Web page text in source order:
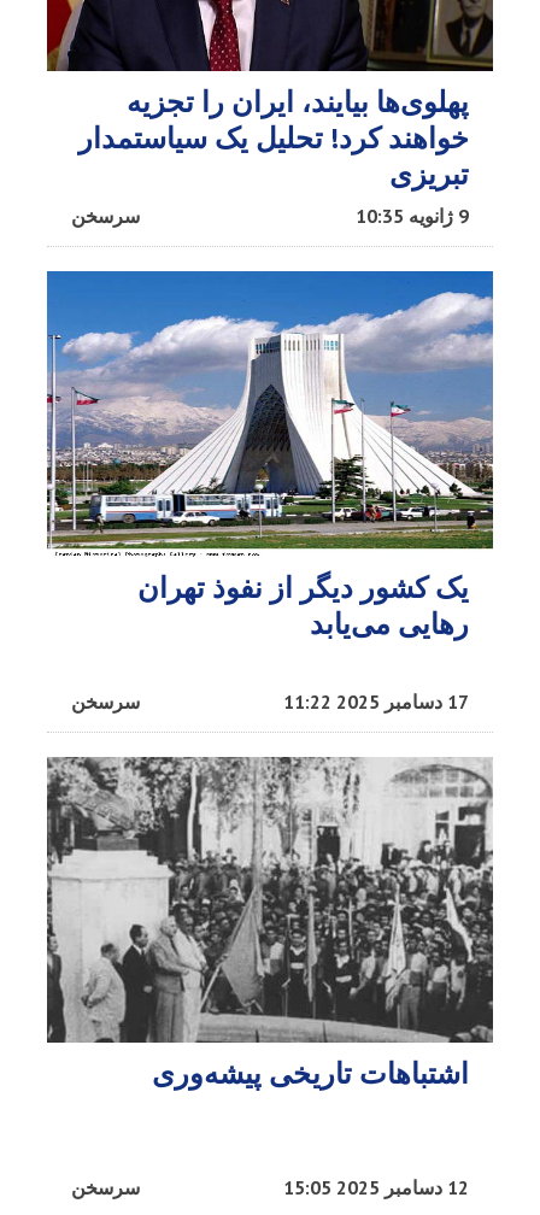
پهلوی‌ها بیایند، ایران را تجزیه
خواهند کرد! تحلیل یک سیاستمدار
تبریزی
سرسخن 9 ژانویه 10:35
یک کشور دیگر از نفوذ تهران
رهایی می‌یابد
سرسخن 17 دسامبر 2025 11:22
اشتباهات تاریخی پیشه‌وری
سرسخن 12 دسامبر 2025 15:05